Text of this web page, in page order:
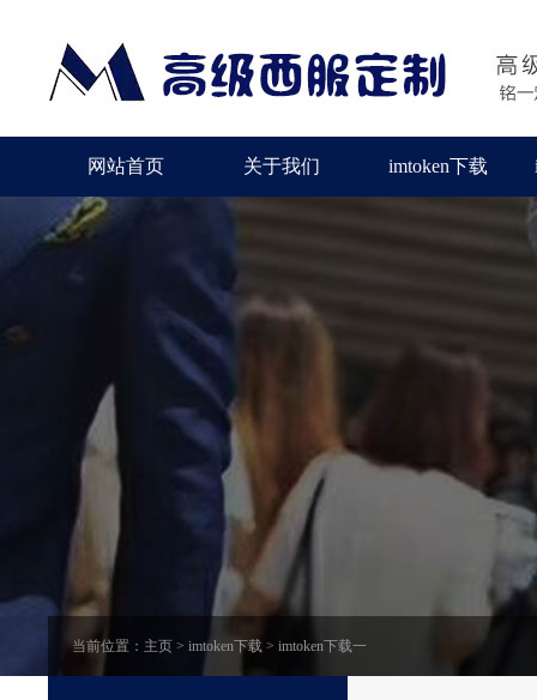
网站首页 关于我们 imtoken下载
当前位置： 主页 > imtoken下载 > imtoken下载一